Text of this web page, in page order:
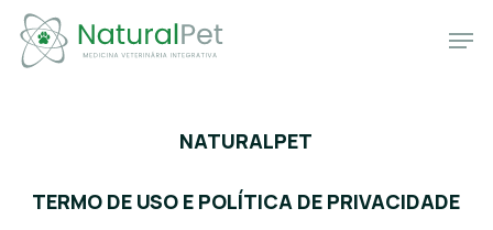
Skip
main
NATURALPET
TERMO DE USO E POLÍTICA DE PRIVACIDADE